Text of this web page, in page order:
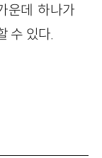
운데 하나가
수 있다.